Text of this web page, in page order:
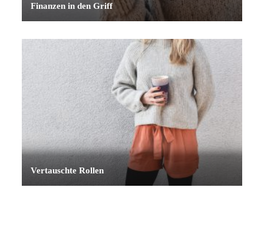
Finanzen in den Griff
Vertauschte Rollen